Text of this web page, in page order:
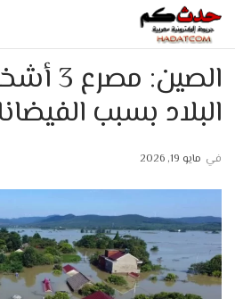
البلاد بسبب
في مايو 19, 2026